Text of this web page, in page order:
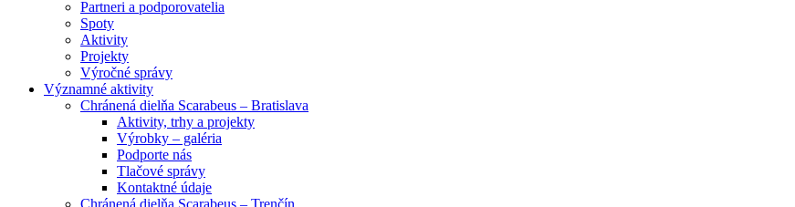
Partneri a podporovatelia
Spoty
Aktivity
Projekty
Výročné správy
Významné aktivity
Chránená dielňa Scarabeus – Bratislava
Aktivity, trhy a projekty
Výrobky – galéria
Podporte nás
Tlačové správy
Kontaktné údaje
Chránená dielňa Scarabeus – Trenčín